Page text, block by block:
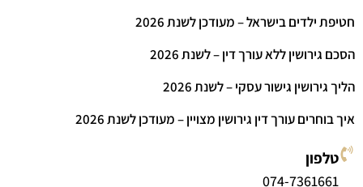
חטיפת ילדים בישראל – מעודכן לשנת 2026
הסכם גירושין ללא עורך דין – לשנת 2026
הליך גירושין גישור עסקי – לשנת 2026
איך בוחרים עורך דין גירושין מצויין – מעודכן לשנת 2026
טלפון
074-7361661